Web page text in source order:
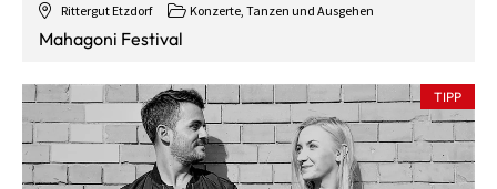
Rittergut Etzdorf Konzerte, Tanzen und Ausgehen
Mahagoni Festival
TIPP